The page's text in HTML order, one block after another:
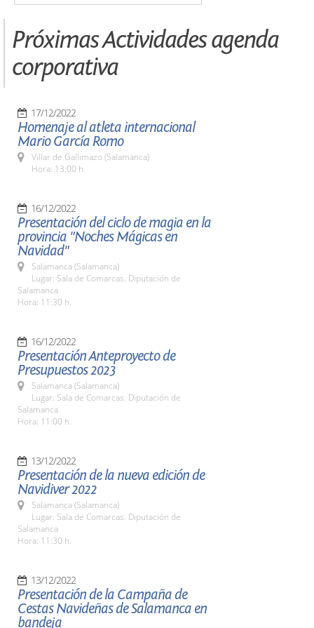
Próximas Actividades agenda
corporativa
17/12/2022
Homenaje al atleta internacional
Mario García Romo
Villar de Gallimazo (Salamanca)
Hora: 13:00 h.
16/12/2022
Presentación del ciclo de magia en la
provincia "Noches Mágicas en
Navidad"
Salamanca (Salamanca)
Lugar: Sala de Comarcas. Diputación de
Salamanca
Hora: 11:30 h.
16/12/2022
Presentación Anteproyecto de
Presupuestos 2023
Salamanca (Salamanca)
Lugar: Sala de Comarcas. Diputación de
Salamanca
Hora: 11:00 h.
13/12/2022
Presentación de la nueva edición de
Navidiver 2022
Salamanca (Salamanca)
Lugar: Sala de Comarcas. Diputación de
Salamanca
Hora: 11:30 h.
13/12/2022
Presentación de la Campaña de
Cestas Navideñas de Salamanca en
bandeja